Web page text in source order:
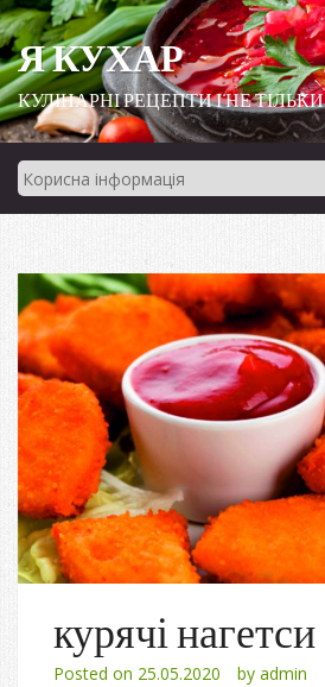
Я КУХАР
КУЛІНАРНІ РЕЦЕПТИ І НЕ ТІЛЬКИ
курячі нагетси
Posted on 25.05.2020 by admin